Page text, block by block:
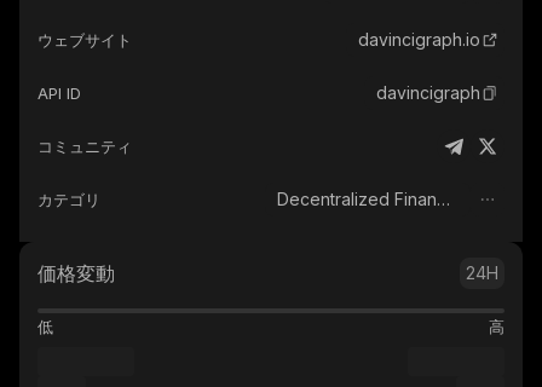
ウェブサイト davincigraph.io
API ID davincigraph
コミュニティ
カテゴリ Decentralized Finance (DeFi)
価格変動 24H
低 高